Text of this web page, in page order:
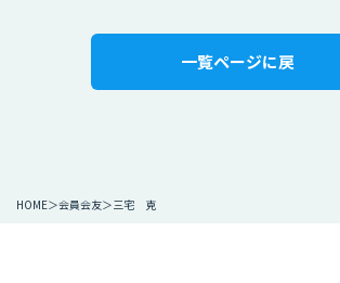
一覧ページに戻
HOME 会員会友 三宅 克